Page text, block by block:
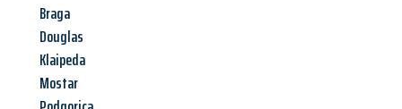
Braga
Douglas
Klaipeda
Mostar